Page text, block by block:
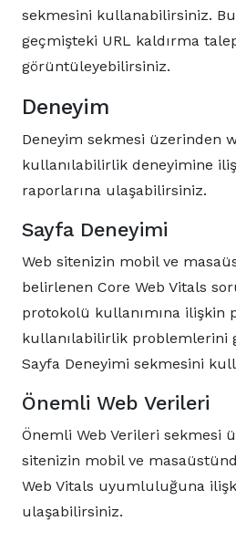
sekmesini kullanabilirsiniz.
geçmişteki URL kaldırma
görüntüleyebilirsiniz.
Deneyim
Deneyim sekmesi üzerinden
kullanılabilirlik deneyimine
raporlarına ulaşabilirsiniz.
Sayfa Deneyimi
Web sitenizin mobil ve
belirlenen Core Web Vitals
protokolü kullanımına ilişkin
kullanılabilirlik problemlerini
Sayfa Deneyimi sekmesini
Önemli Web Verileri
Önemli Web Verileri sekmesi
sitenizin mobil ve
Web Vitals uyumluluğuna
ulaşabilirsiniz.